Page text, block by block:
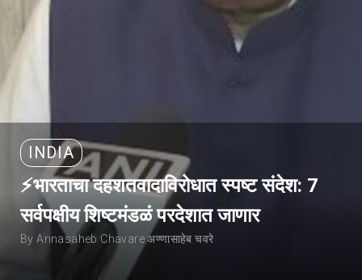
INDIA
⚡भारताचा दहशतवादाविरोधात स्पष्ट संदेश: 7
सर्वपक्षीय शिष्टमंडळं परदेशात जाणार
By Annasaheb Chavare अण्णासाहेब चवरे